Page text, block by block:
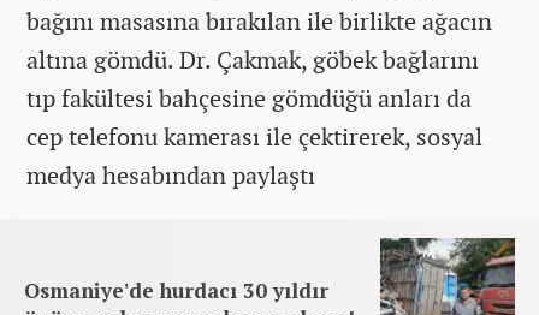
bağını masasına bırakılan ile birlikte ağacın
altına gömdü. Dr. Çakmak, göbek bağlarını
tıp fakültesi bahçesine gömdüğü anları da
cep telefonu kamerası ile çektirerek, sosyal
medya hesabından paylaştı
Osmaniye'de hurdacı 30 yıldır